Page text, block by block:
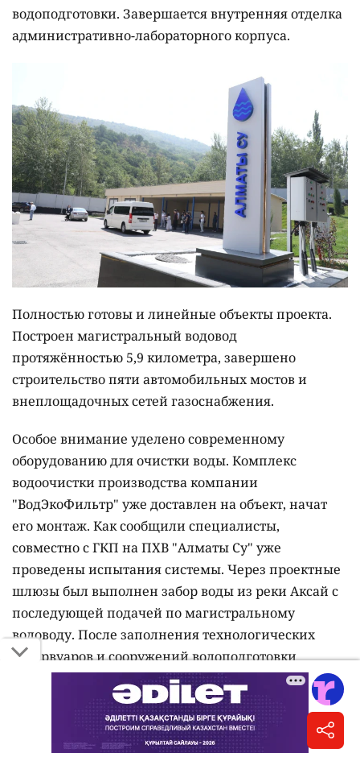
водоподготовки. Завершается внутренняя отделка
административно-лабораторного корпуса.
Полностью готовы и линейные объекты проекта.
Построен магистральный водовод
протяжённостью 5,9 километра, завершено
строительство пяти автомобильных мостов и
внеплощадочных сетей газоснабжения.
Особое внимание уделено современному
оборудованию для очистки воды. Комплекс
водоочистки производства компании
"ВодЭкоФильтр" уже доставлен на объект, начат
его монтаж. Как сообщили специалисты,
совместно с ГКП на ПХВ "Алматы Су" уже
проведены испытания системы. Через проектные
шлюзы был выполнен забор воды из реки Аксай с
последующей подачей по магистральному
водоводу. После заполнения технологических
резервуаров и сооружений водоподготовки
проведена контрольная дезинфекция.